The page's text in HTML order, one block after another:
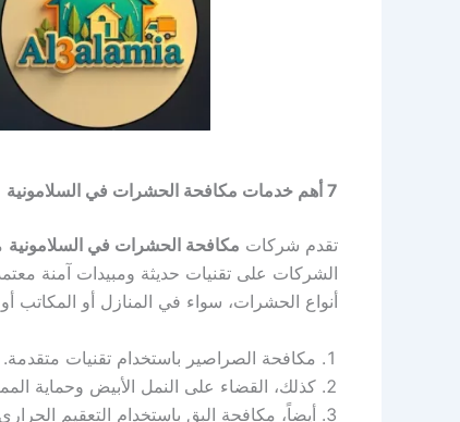
7 أهم خدمات مكافحة الحشرات في السلامونية
تقدم شركات مكافحة الحشرات في السلامونية
الشركات على تقنيات حديثة ومبيدات آمنة
أنواع الحشرات، سواء في المنازل أو
مكافحة الصراصير باستخدام تقنيات متقدمة.
كذلك، القضاء على النمل الأبيض وحماية
أيضاً، مكافحة البق باستخدام التعقيم